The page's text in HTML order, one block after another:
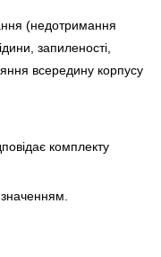
(недотримання
запиленості,
всередину корпусу
комплекту